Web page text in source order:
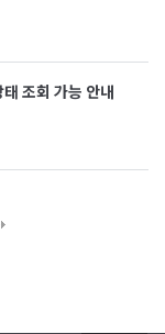
조회 가능 안내